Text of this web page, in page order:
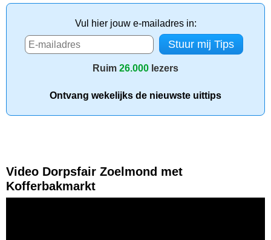
Vul hier jouw e-mailadres in:
Ruim 26.000 lezers
Ontvang wekelijks de nieuwste uittips
Video Dorpsfair Zoelmond met
Kofferbakmarkt